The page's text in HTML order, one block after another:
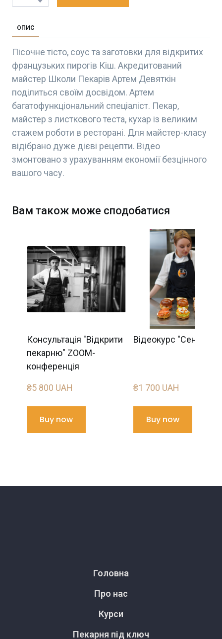
ОПИС
Пісочне тісто, соус та заготовки для відкритих
французьких пирогів Кіш. Акредитований
майстер Школи Пекарів Артем Девяткін
поділиться своїм досвідом. Артем
багатофункціональний спеціаліст. Пекар,
майстер з листкового теста, кухар із великим
стажем роботи в ресторані. Для майстер-класу
відібрано дуже дієві рецепти. Відео
змонтовано з урахуванням економії безцінного
вашого часу.
Вам також може сподобатися
Консультація "Відкрити
пекарню" ZOOM-
конференція
₴5 800 UAH
Buy now
Відеокурс "Сендвічі"
₴1 700 UAH
Buy now
Головна
Про нас
Курси
Пекарня під ключ